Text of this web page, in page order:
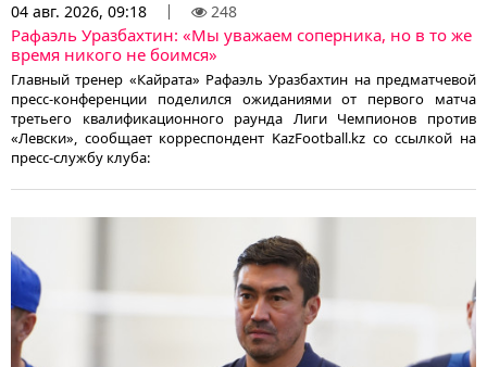
04 авг. 2026, 09:18 248
Рафаэль Уразбахтин: «Мы уважаем соперника, но в то же
время никого не боимся»
Главный тренер «Кайрата» Рафаэль Уразбахтин на предматчевой
пресс-конференции поделился ожиданиями от первого матча
третьего квалификационного раунда Лиги Чемпионов против
«Левски», сообщает корреспондент KazFootball.kz со ссылкой на
пресс-службу клуба: